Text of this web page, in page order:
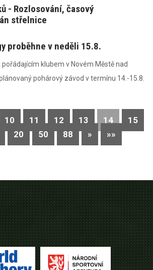
- Rozlosování, časový
střelnice
proběhne v neděli 15.8.
pořádajícím klubem v Novém Městě nad
pohárový závod v termínu 14.-15.8.
10 11 12 13 14
15
20 50 88 » »»